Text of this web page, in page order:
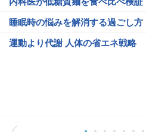
睡眠時の悩みを解消する過ごし方
運動より代謝 人体の省エネ戦略